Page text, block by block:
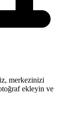
merkezinizi
ekleyin ve